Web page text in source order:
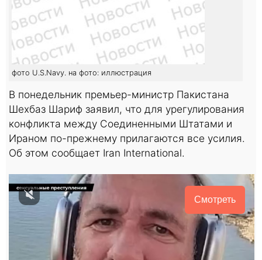
фото U.S.Navy. на фото: иллюстрация
В понедельник премьер-министр Пакистана
Шехбаз Шариф заявил, что для урегулирования
конфликта между Соединенными Штатами и
Ираном по-прежнему прилагаются все усилия.
Об этом сообщает Iran International.
Смотреть